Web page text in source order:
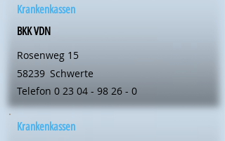
Krankenkassen
BKK VDN
Rosenweg 15
58239 Schwerte
Telefon 0 23 04 - 98 26 - 0
Krankenkassen